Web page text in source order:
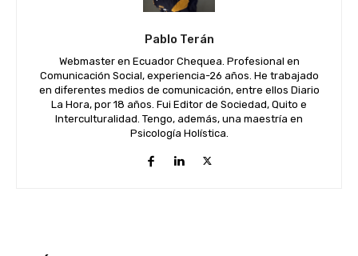
Pablo Terán
Webmaster en Ecuador Chequea. Profesional en
Comunicación Social, experiencia-26 años. He trabajado
en diferentes medios de comunicación, entre ellos Diario
La Hora, por 18 años. Fui Editor de Sociedad, Quito e
Interculturalidad. Tengo, además, una maestría en
Psicología Holística.